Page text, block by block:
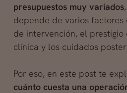
presupuestos muy variados
depende de varios
de intervención, el
clínica y los cuidados
Por eso, en este post te
cuánto cuesta una